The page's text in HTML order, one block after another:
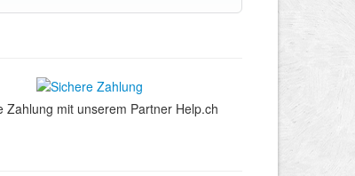
Zahlung mit unserem Partner Help.ch